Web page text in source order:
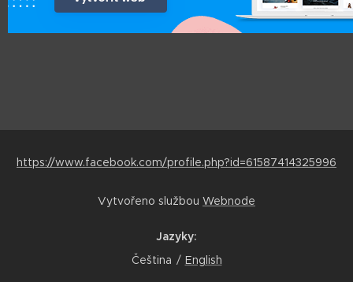
https://www.facebook.com/profile.php?id=61587414325996
Vytvořeno službou Webnode
Jazyky
Čeština
English